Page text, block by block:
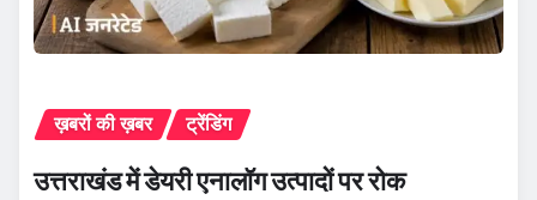
ख़बरों की ख़बर ट्रेंडिंग
उत्तराखंड में डेयरी एनालॉग उत्पादों पर रोक